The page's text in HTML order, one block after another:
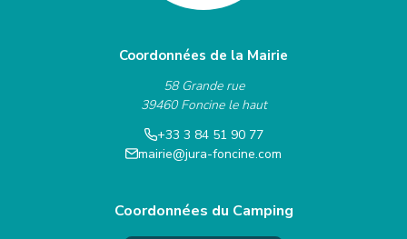
Coordonnées de la Mairie
58 Grande rue
39460 Foncine le haut
+33 3 84 51 90 77
mairie@jura-foncine.com
Coordonnées du Camping